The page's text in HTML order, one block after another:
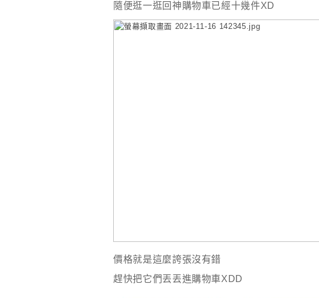
隨便逛一逛回神購物車已經十幾件XD
價格就是這麼誇張沒有錯
趕快把它們丟丟進購物車XDD